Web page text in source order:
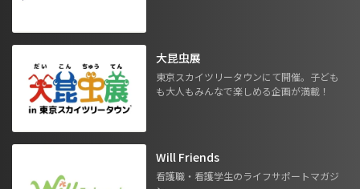
大昆虫展
東京スカイツリータウンにて開催。子ども
も大人もみんなで楽しめる企画が満載！
Will Friends
看護職・看護学生のライフサポートマガジ